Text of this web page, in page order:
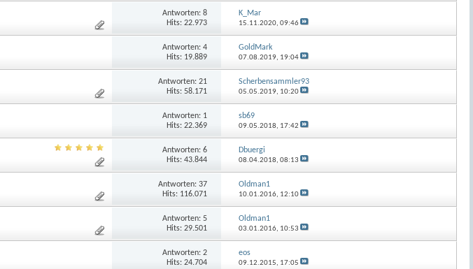
Antworten: 8
Hits: 22.973
K_Mar
15.11.2020,09:46
Antworten: 4
Hits: 19.889
GoldMark
07.08.2019, 19:04
Antworten: 21
Hits: 58.171
Scherbensammler93
05.05.2019, 10:20
Antworten: 1
Hits: 22.369
sb69
09.05.2018, 17:42
Antworten: 6
Hits: 43.844
Dbuergi
08.04.2018,08:13
Antworten: 37
Hits: 116.071
Oldman1
10.01.2016, 12:10
Antworten: 5
Hits: 29.501
Oldman1
03.01.2016, 10:53
Antworten: 2
Hits: 24.704
eos
09.12.2015, 17:05